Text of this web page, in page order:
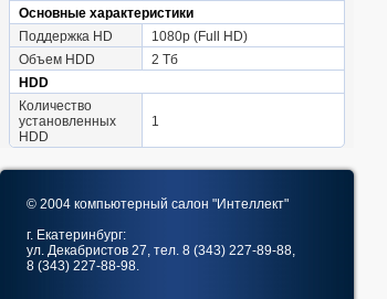
Основные характеристики
Поддержка HD
1080p (Full HD)
Объем HDD
2 Тб
HDD
Количество
установленных
HDD
1
© 2004 компьютерный салон "Интеллект"
г. Екатеринбург:
ул. Декабристов 27, тел. 8 (343) 227-89-88,
8 (343) 227-88-98.